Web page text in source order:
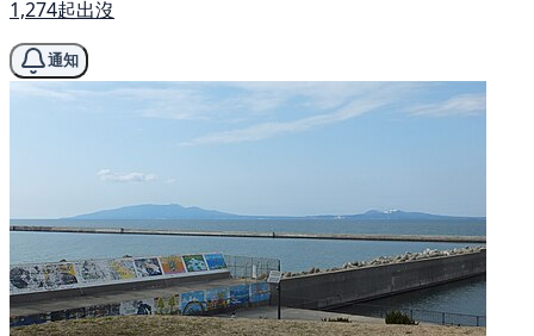
1,274起出沒
通知